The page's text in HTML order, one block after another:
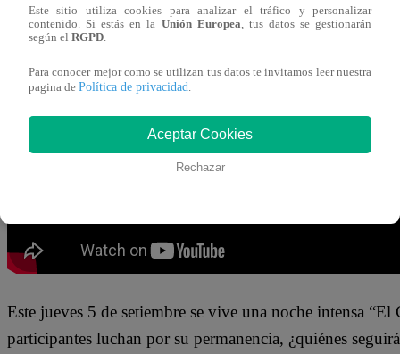
siguiente ciclo.El jurado confesó que tenían en
en el siguiente ciclo. Con ello, los que irán a la
Este jueves 5 de setiembre se vive una noche intensa
participantes luchan por su permanencia, ¿quiénes
Este sitio utiliza cookies para analizar el tráfico y personalizar
contenido. Si estás en la Unión Europea, tus datos se gestionarán
según el RGPD.
Para conocer mejor como se utilizan tus datos te invitamos leer nuestra
pagina de Política de privacidad.
Aceptar Cookies
Rechazar